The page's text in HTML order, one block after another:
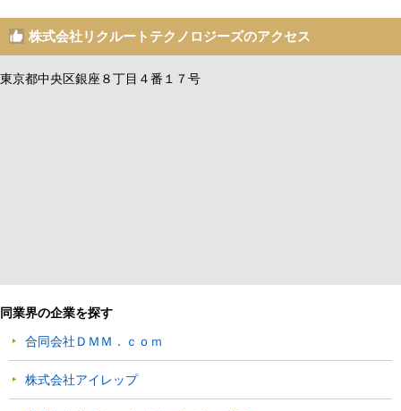
株式会社リクルートテクノロジーズのアクセス
東京都中央区銀座８丁目４番１７号
同業界の企業を探す
合同会社ＤＭＭ．ｃｏｍ
株式会社アイレップ